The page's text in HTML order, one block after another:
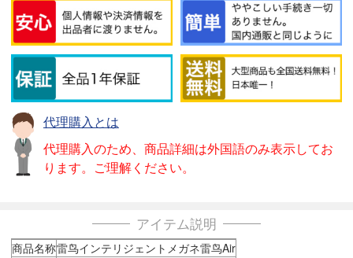
代理購入とは
代理購入のため、商品詳細は外国語のみ表示してお
ります。ご理解ください。
アイテム説明
商品名称雷鸟インテリジェントメガネ雷鸟Air